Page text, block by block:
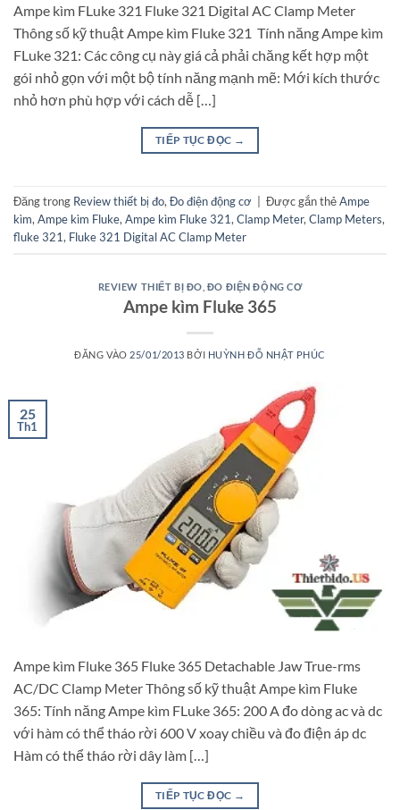
Ampe kìm FLuke 321 Fluke 321 Digital AC Clamp Meter
Thông số kỹ thuật Ampe kìm Fluke 321 Tính năng Ampe kìm
FLuke 321: Các công cụ này giá cả phải chăng kết hợp một
gói nhỏ gọn với một bộ tính năng mạnh mẽ: Mới kích thước
nhỏ hơn phù hợp với cách dễ […]
TIẾP TỤC ĐỌC →
Đăng trong Review thiết bị đo, Đo điện động cơ Được gắn thẻAmpe
kìm, Ampe kìm Fluke, Ampe kìm Fluke 321, Clamp Meter, Clamp Meters,
fluke 321, Fluke 321 Digital AC Clamp Meter
REVIEW THIẾT BỊ ĐO ĐO ĐIỆN ĐỘNG CƠ
Ampe kìm Fluke 365
ĐĂNG VÀO 25/01/2013 BỞI HUỲNH ĐỖ NHẬT PHÚC
25
Th1
Ampe kìm Fluke 365 Fluke 365 Detachable Jaw True-rms
AC/DC Clamp Meter Thông số kỹ thuật Ampe kìm Fluke
365: Tính năng Ampe kìm FLuke 365: 200 A đo dòng ac và dc
với hàm có thể tháo rời 600 V xoay chiều và đo điện áp dc
Hàm có thể tháo rời dây làm […]
TIẾP TỤC ĐỌC →